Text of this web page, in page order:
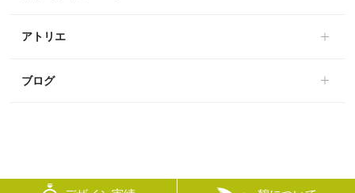
アトリエ
ブログ